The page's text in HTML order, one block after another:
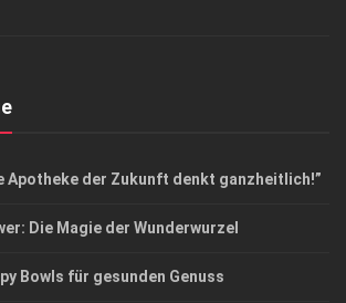
/ Ostsachsen
Apotheke der Zukunft denkt ganzheitlich!”
Die Magie der Wunderwurzel
Bowls für gesunden Genuss